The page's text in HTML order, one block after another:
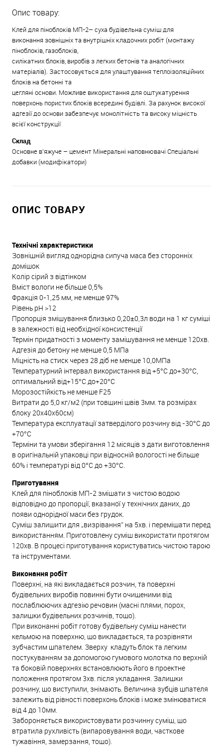
Опис товару:
Клей для піноблоків МП-2– суха будівельна суміш для
виконання зовнішніх та внутрішніх кладочних робіт (монтажу
піноблоків, газоблоків,
силікатних блоків, виробів з легких бетонів та аналогічних
матеріалів). Застосовується для улаштування теплоізоляційних
блоків на бетонні та
цегляні основи. Можливе використання для оштукатурення
поверхонь пористих блоків всередині будівлі. За рахунок високої
адгезії до основи забезпечує монолітність та високу міцність
всієї конструкції
Склад
Основне в’яжуче – цемент Мінеральні наповнювачі Спеціальні
добавки (модифікатори)
ОПИС ТОВАРУ
Технічні характеристики
Зовнішній вигляд однорідна сипуча маса без сторонніх
домішок
Колір сірий з відтінком
Вміст вологи не більше 0,5%
Фракція 0-1,25 мм, не менше 97%
Рівень рН >12
Пропорція змішування близько 0,20±0,3л води на 1 кг суміші
в залежності від необхідної консистенції
Термін придатності з моменту замішування не менше 120хв.
Адгезія до бетону не менше 0,5 МПа
Міцність на стиск через 28 діб не менше 10,0МПа
Температурний інтервал використання від +5°С до+30°С,
оптимальний від+15°С до+20°С
Морозостійкість не менше F25
Витрати до 5,0 кг/м2 (при товщині швів 3мм. та розмірах
блоку 20х40х60см)
Температура експлуатації затверділого розчину від -30°С до
+70°С
Терміни та умови зберігання 12 місяців з дати виготовлення
в оригінальній упаковці при відносній вологості не більше
60% і температурі від 0°С до +30°С.
Приготування
Клей для піноблоків МП-2 змішати з чистою водою
відповідно до пропорції, вказаної у технічних даних, до
появи однорідної маси без грудок.
Суміш залишити для „визрівання” на 5хв. і перемішати перед
використанням. Приготовлену суміш використати протягом
120хв. В процесі приготування користуватись чистою тарою
та інструментами.
Виконання робіт
Поверхні, на які викладається розчин, та поверхні
будівельних виробів повинні бути очищеними від
послаблюючих адгезію речовин (масні плями, порох,
залишки будівельних розчинів, тощо).
При виконанні робіт готову будівельну суміш нанести
кельмою на поверхню, що викладається, та розрівняти
зубчастим шпателем. Зверху кладуть блок та легким
постукуванням за допомогою гумового молотка по верхній
та боковій поверхнях встановлюють його в проектне
положення протягом 3хв. після укладання. Залишки
розчину, що виступили, знімають. Величина зубців шпателя
залежить від рівності поверхонь блоків і може змінюватися
від 4 до 10мм.
Забороняється використовувати розчинну суміш, що
втратила рухливість (випаровування води, часткове
тужавіння, замерзання, тощо).